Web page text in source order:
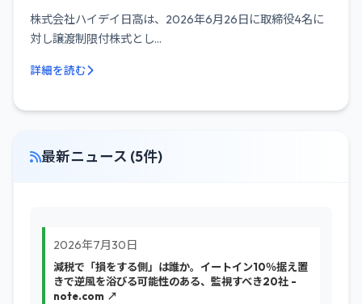
株式会社ハイデイ日高は、2026年6月26日に取締役4名に
対し譲渡制限付株式とし...
詳細を読む
最新ニュース (5件)
2026年7月30日
減税で「損をする側」は誰か。イートイン10％据え置
きで逆風を浴びる可能性のある、監視すべき20社 -
note.com ↗